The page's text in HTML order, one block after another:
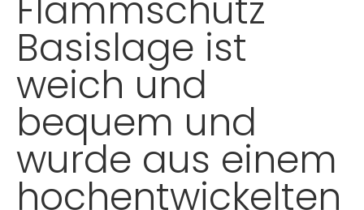
Flammschutz
Basislage ist
weich und
bequem und
wurde aus einem
hochentwickelten